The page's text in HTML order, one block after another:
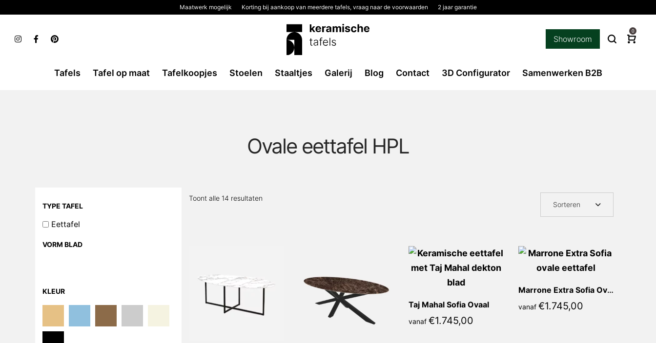
Maatwerk mogelijk Korting bij aankoop van meerdere tafels, vraag naar de voorwaarden 2 jaar garantie
Showroom
0
Tafels Tafel op maat Tafelkoopjes Stoelen Staaltjes Galerij Blog Contact 3D Configurator Samenwerken B2B
Ovale eettafel HPL
Toont alle 14 resultaten
Sorteren
Taj Mahal Sofia Ovaal
vanaf €1.745,00
Marrone Extra Sofia Ovaal
vanaf €1.745,00
TYPE TAFEL
Eettafel
VORM BLAD
KLEUR